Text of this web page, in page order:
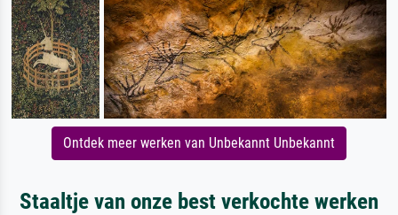
Ontdek meer werken van Unbekannt Unbekannt
Staaltje van onze best verkochte werken